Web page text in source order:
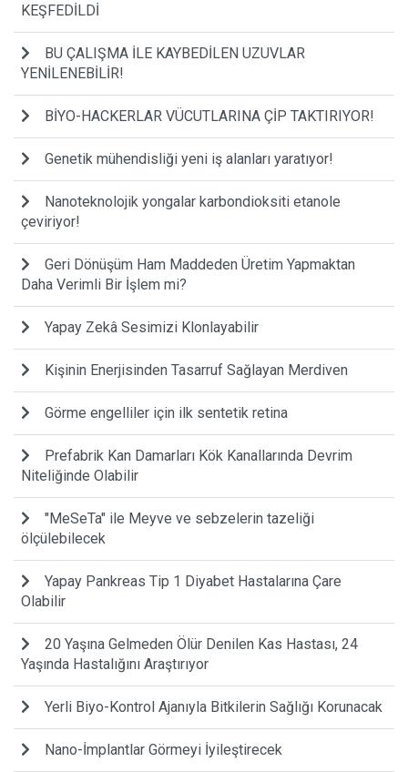
KEŞFEDİLDİ
BU ÇALIŞMA İLE KAYBEDİLEN UZUVLAR
YENİLENEBİLİR!
BİYO-HACKERLAR VÜCUTLARINA ÇİP TAKTIRIYOR!
Genetik mühendisliği yeni iş alanları yaratıyor!
Nanoteknolojik yongalar karbondioksiti etanole
çeviriyor!
Geri Dönüşüm Ham Maddeden Üretim Yapmaktan
Daha Verimli Bir İşlem mi?
Yapay Zekâ Sesimizi Klonlayabilir
Kişinin Enerjisinden Tasarruf Sağlayan Merdiven
Görme engelliler için ilk sentetik retina
Prefabrik Kan Damarları Kök Kanallarında Devrim
Niteliğinde Olabilir
"MeSeTa" ile Meyve ve sebzelerin tazeliği
ölçülebilecek
Yapay Pankreas Tip 1 Diyabet Hastalarına Çare
Olabilir
20 Yaşına Gelmeden Ölür Denilen Kas Hastası, 24
Yaşında Hastalığını Araştırıyor
Yerli Biyo-Kontrol Ajanıyla Bitkilerin Sağlığı Korunacak
Nano-İmplantlar Görmeyi İyileştirecek